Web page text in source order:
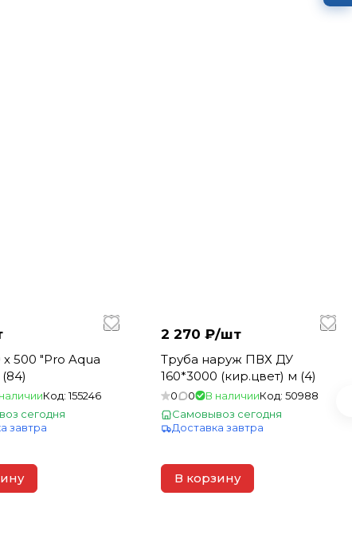
Aqua
Код:155246
сегодня
завтра
2 270 ₽/шт
Труба наруж ПВХ ДУ
160*3000 (кир.цвет) м (4)
0 0 В наличииКод: 50988
Самовывоз сегодня
Доставка завтра
В корзину